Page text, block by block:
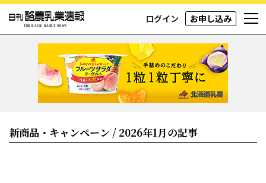
ログイン お申し込み
新商品・キャンペーン / 2026年1月の記事